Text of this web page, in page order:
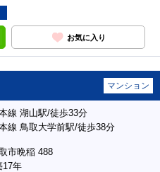
お気に入り
マンション
線 湖山駅/徒歩33分
線 鳥取大学前駅/徒歩38分
市晩稲 488
17年